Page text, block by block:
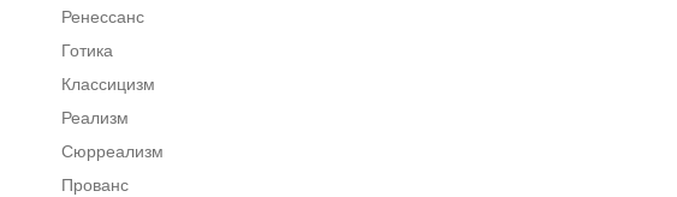
Ренессанс
Готика
Классицизм
Реализм
Сюрреализм
Прованс